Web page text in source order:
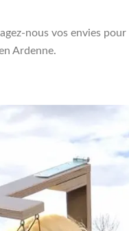
nous vos envies
Ardenne.